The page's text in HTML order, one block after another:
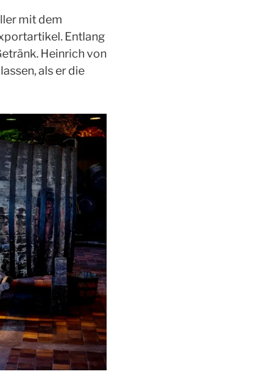
mit dem
Entlang
Heinrich von
als er die